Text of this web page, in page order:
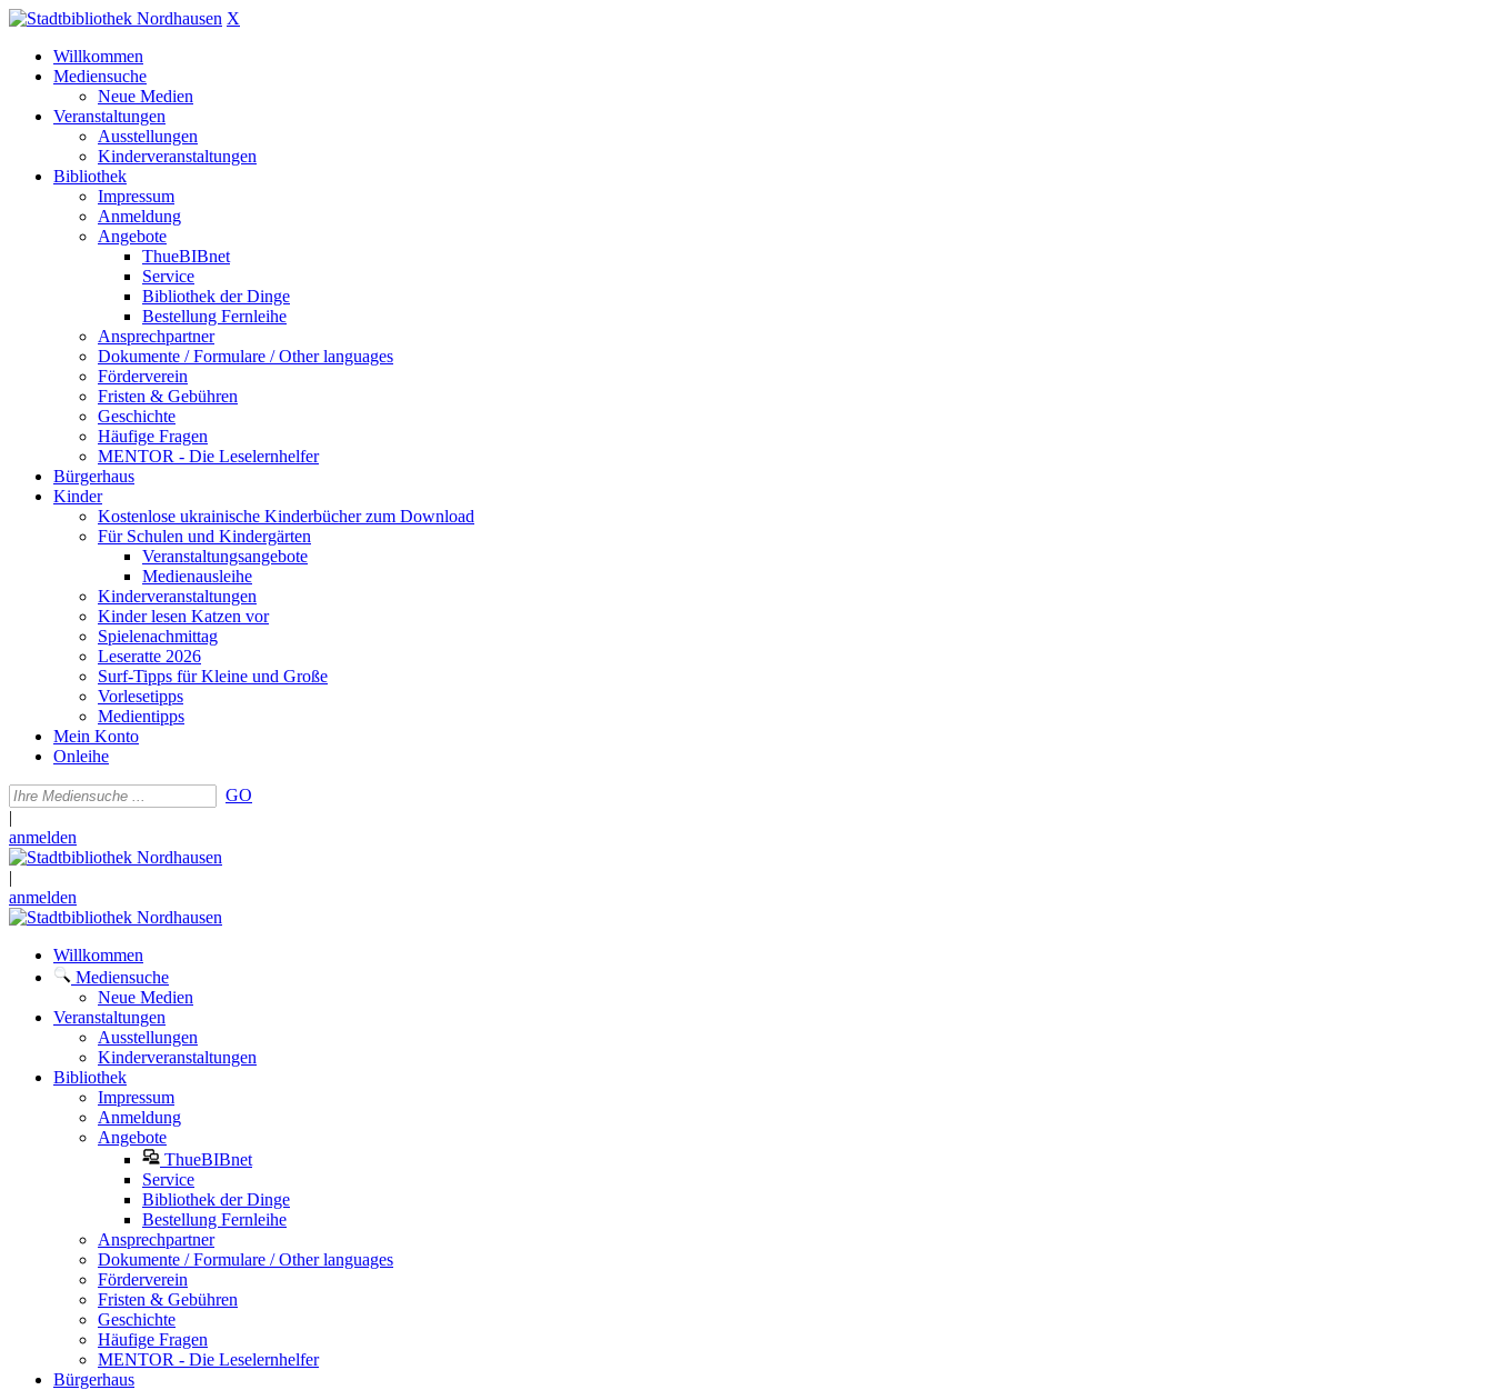
X
Willkommen
Mediensuche
Neue Medien
Veranstaltungen
Ausstellungen
Kinderveranstaltungen
Bibliothek
Impressum
Anmeldung
Angebote
ThueBIBnet
Service
Bibliothek der Dinge
Bestellung Fernleihe
Ansprechpartner
Dokumente / Formulare / Other languages
Förderverein
Fristen & Gebühren
Geschichte
Häufige Fragen
MENTOR - Die Leselernhelfer
Bürgerhaus
Kinder
Kostenlose ukrainische Kinderbücher zum Download
Für Schulen und Kindergärten
Veranstaltungsangebote
Medienausleihe
Kinderveranstaltungen
Kinder lesen Katzen vor
Spielenachmittag
Leseratte 2026
Surf-Tipps für Kleine und Große
Vorlesetipps
Medientipps
Mein Konto
Onleihe
GO
|
anmelden
|
anmelden
Willkommen
Mediensuche
Neue Medien
Veranstaltungen
Ausstellungen
Kinderveranstaltungen
Bibliothek
Impressum
Anmeldung
Angebote
ThueBIBnet
Service
Bibliothek der Dinge
Bestellung Fernleihe
Ansprechpartner
Dokumente / Formulare / Other languages
Förderverein
Fristen & Gebühren
Geschichte
Häufige Fragen
MENTOR - Die Leselernhelfer
Bürgerhaus